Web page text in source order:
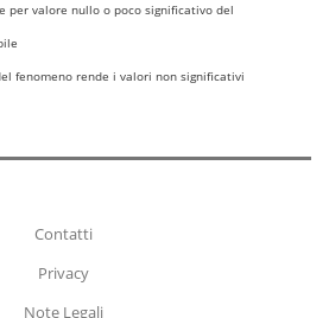
per valore nullo o poco significativo del
fenomeno rende i valori non significativi
Contatti
Privacy
Note Legali